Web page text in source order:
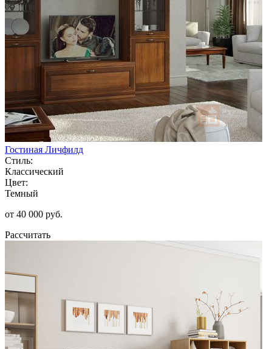
Гостиная Личфилд
Стиль:
Классический
Цвет:
Темный
от 40 000 руб.
Рассчитать